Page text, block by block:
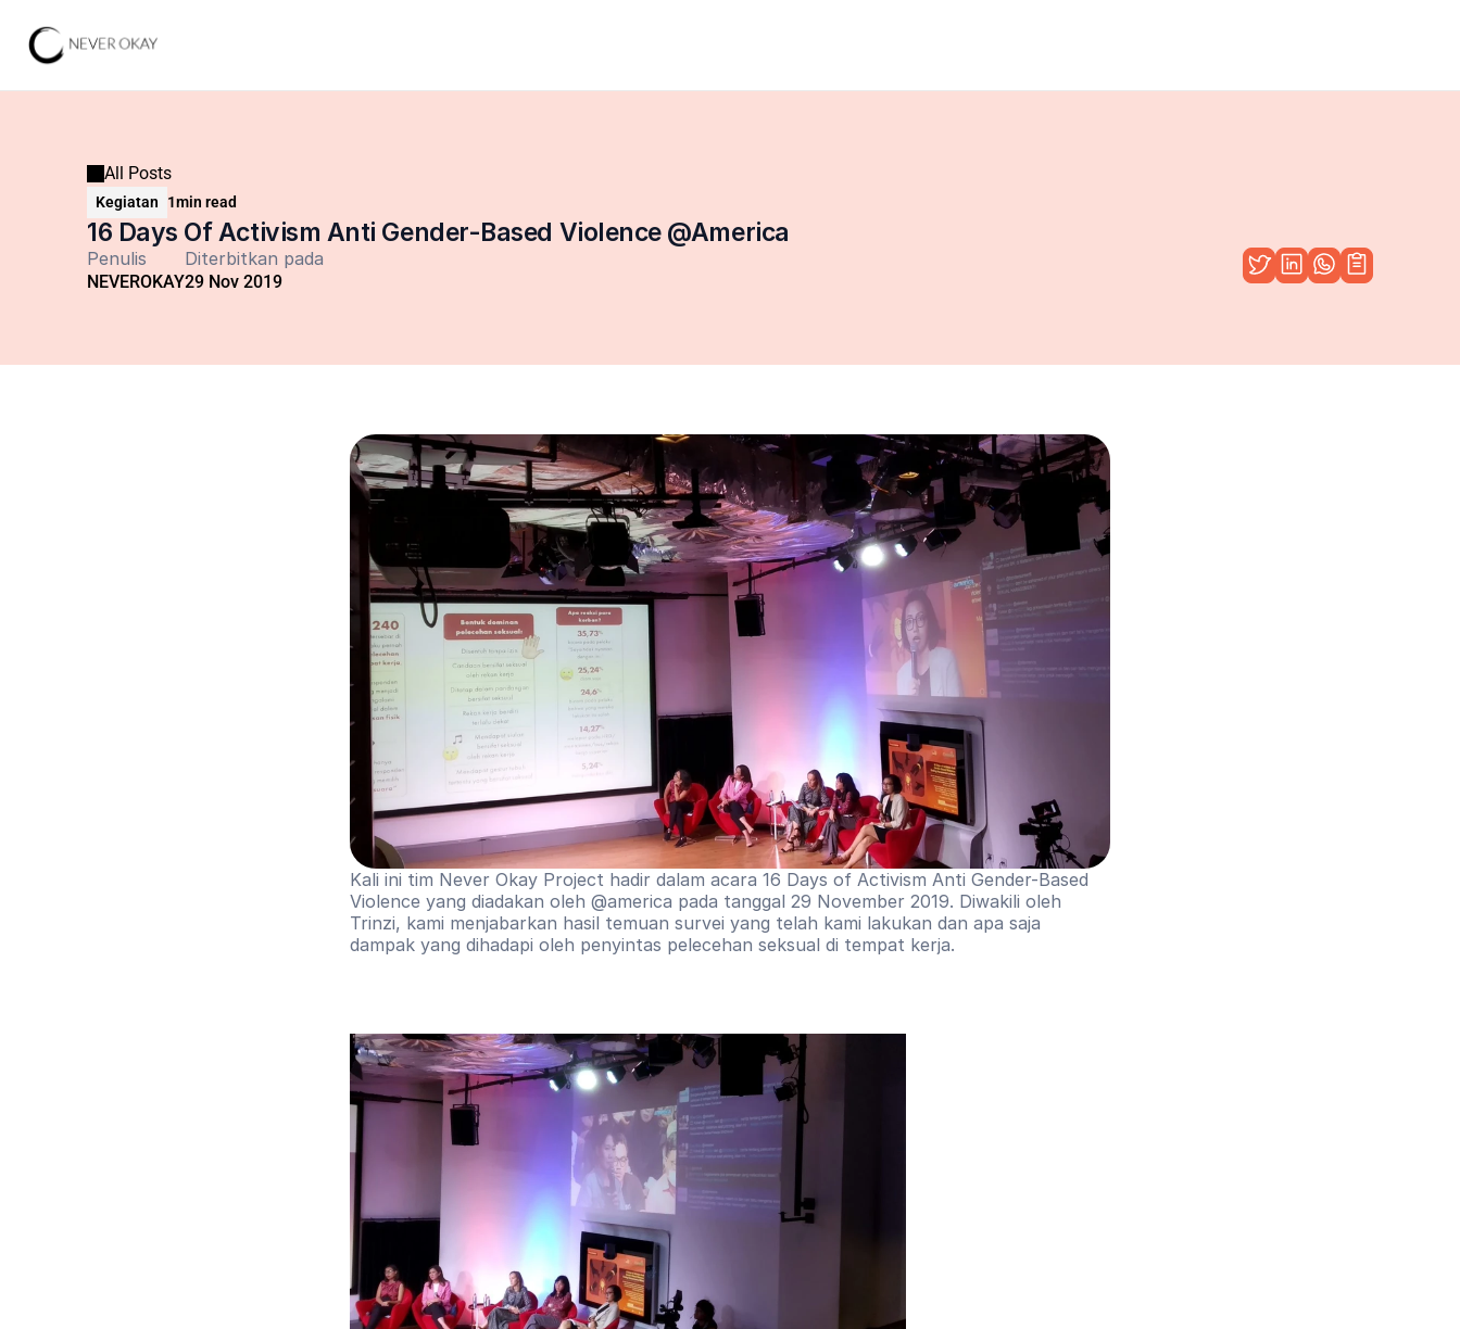
All Posts
Kegiatan 1min read
16 Days Of Activism Anti Gender-Based Violence @America
Penulis
NEVEROKAY
Diterbitkan pada
29 Nov 2019
Kali ini tim Never Okay Project hadir dalam acara 16 Days of Activism Anti Gender-Based
Violence yang diadakan oleh @america pada tanggal 29 November 2019. Diwakili oleh
Trinzi, kami menjabarkan hasil temuan survei yang telah kami lakukan dan apa saja
dampak yang dihadapi oleh penyintas pelecehan seksual di tempat kerja.